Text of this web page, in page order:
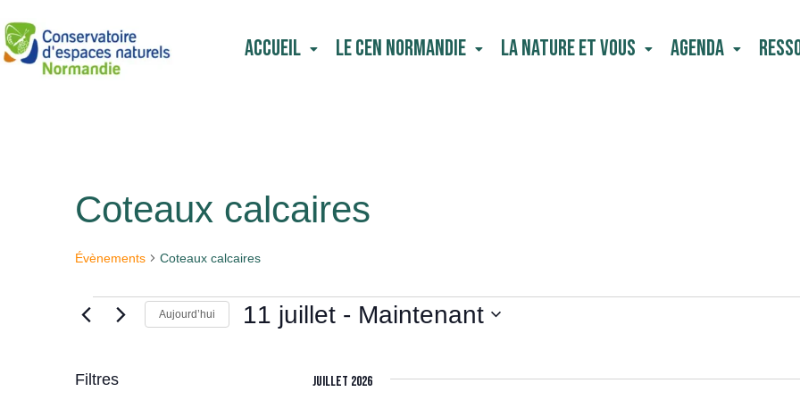
au
contenu
Accueil Le CEN Normandie La Nature Et Vous Agenda
Coteaux calcaires
Évènements Coteaux calcaires
Évènements
Aujourd’hui 11 juillet - Maintenant
Filtres juillet 2026